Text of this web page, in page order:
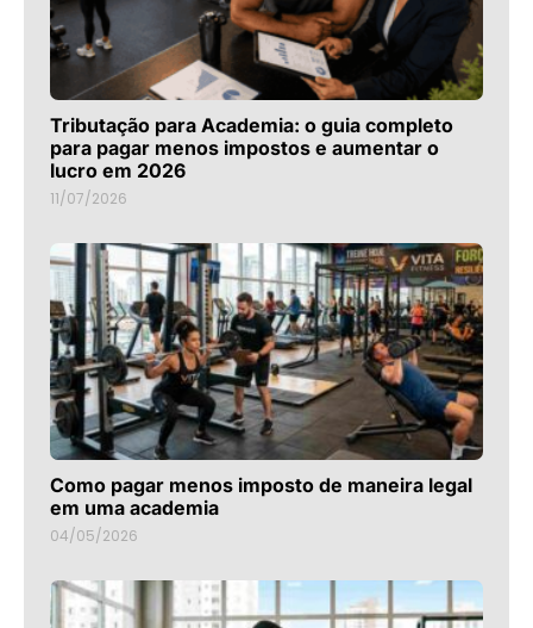
Tributação para Academia: o guia completo
para pagar menos impostos e aumentar o
lucro em 2026
11/07/2026
Como pagar menos imposto de maneira legal
em uma academia
04/05/2026